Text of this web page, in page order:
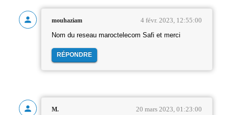
mouhaziam 4 févr. 2023, 12:55:00
Nom du reseau maroctelecom Safi et merci
RÉPONDRE
M. 20 mars 2023, 01:23:00